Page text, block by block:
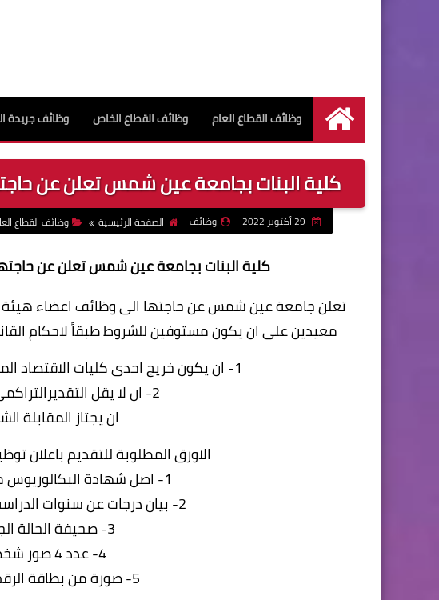
الرئيسية
وظائف القطاع العام وظائف القطاع الخاص وظائف جريدة
كلية البنات بجامعة عين شمس تعلن عن حاجتها
وظائف الصفحة الرئيسية وظائف القطاع
كلية البنات بجامعة عين شمس تعلن عن حاجتها الى
تعلن جامعة عين شمس عن حاجتها الى وظائف اعضاء
معيدين على ان يكون مستوفين للشروط طبقاً لاحكام القانون 49 لسنة 1972 ولائحته التنفيذية
1- ان يكون خريج احدى كليات الاقتصاد المنزلى تخصص ملابس ونسيج
2- ان لا يقل التقديرالتراكمى عن جيد جدا
ان يجتاز المقابلة
الاورق المطلوبة للتقديم
1- اصل شهادة البكالوريوس معتمد ومختوم
2- بيان درجات عن سنوات الدراسة معتمد ومختوم
3- صحيفة الحالة الجنائية
4- عدد 4 صور شخصية
5- صورة من بطاقة الرقم القومى